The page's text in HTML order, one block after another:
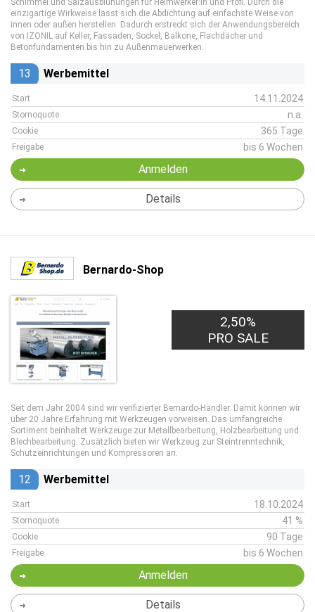
Schimmel und Salzausblühungen für Heimwerker:in und Profi. Durch die
einzigartige Wirkweise lässt sich die Abdichtung auf einfachste Weise von
innen oder außen herstellen. Dadurch erstreckt sich der Anwendungsbereich
von IZONIL auf Keller, Fassaden, Sockel, Balkone, Flachdächer und
Betonfundamenten bis hin zu Außenmauerwerken.
13 Werbemittel
Start 14.11.2024
Stornoquote n.a.
Cookie 365 Tage
Freigabe bis 6 Wochen
Anmelden
Details
Bernardo-Shop
2,50%
PRO SALE
Seit dem Jahr 2004 sind wir verifizierter Bernardo-Händler. Damit können wir
über 20 Jahre Erfahrung mit Werkzeugen vorweisen. Das umfangreiche
Sortiment beinhaltet Werkzeuge zur Metallbearbeitung, Holzbearbeitung und
Blechbearbeitung. Zusätzlich bieten wir Werkzeug zur Steintrenntechnik,
Schutzeinrichtungen und Kompressoren an.
12 Werbemittel
Start 18.10.2024
Stornoquote 41 %
Cookie 90 Tage
Freigabe bis 6 Wochen
Anmelden
Details